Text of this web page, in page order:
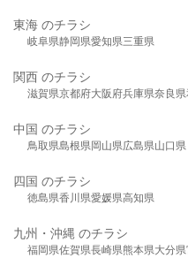
東海 のチラシ
岐阜県静岡県愛知県三重県
関西 のチラシ
滋賀県京都府大阪府兵庫県奈良県
中国 のチラシ
鳥取県島根県岡山県広島県山口県
四国 のチラシ
徳島県香川県愛媛県高知県
九州・沖縄 のチラシ
福岡県佐賀県長崎県熊本県大分県